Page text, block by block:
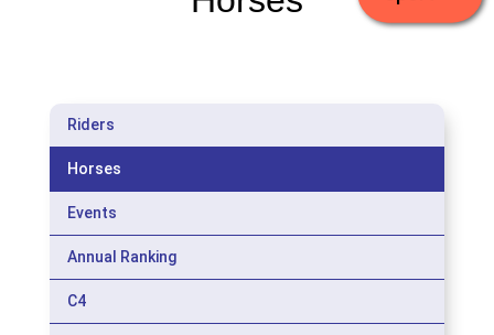
Riders
Horses
Events
Annual Ranking
C4